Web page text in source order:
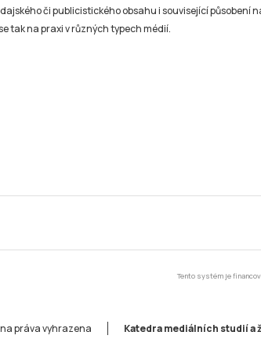
či publicistického obsahu i související působení
tak na praxi v různých typech médií.
Tento systém je
práva vyhrazena Katedra mediálních studií a